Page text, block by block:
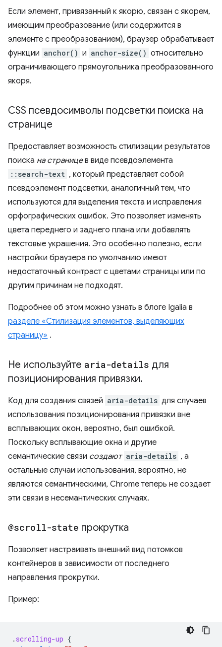
Если элемент, привязанный к якорю, связан с якорем,
имеющим преобразование (или содержится в
элементе с преобразованием), браузер обрабатывает
функции anchor() и anchor-size() относительно
ограничивающего прямоугольника преобразованного
якоря.
CSS псевдосимволы подсветки поиска на
странице
Предоставляет возможность стилизации результатов
поиска на страницев виде псевдоэлемента
::search-text , который представляет собой
псевдоэлемент подсветки, аналогичный тем, что
используются для выделения текста и исправления
орфографических ошибок. Это позволяет изменять
цвета переднего и заднего плана или добавлять
текстовые украшения. Это особенно полезно, если
настройки браузера по умолчанию имеют
недостаточный контраст с цветами страницы или по
другим причинам не подходят.
Подробнее об этом можно узнать в блоге Igalia в
разделе «Стилизация элементов, выделяющих
страницу» .
Не используйте aria-details для
позиционирования привязки.
Код для создания связей aria-details для случаев
использования позиционирования привязки вне
всплывающих окон, вероятно, был ошибкой.
Поскольку всплывающие окна и другие
семантические связи создают aria-details , а
остальные случаи использования, вероятно, не
являются семантическими, Chrome теперь не создает
эти связи в несемантических случаях.
@scroll-state прокрутка
Позволяет настраивать внешний вид потомков
контейнеров в зависимости от последнего
направления прокрутки.
Пример:
. scrolling-up {